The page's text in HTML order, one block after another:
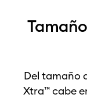
Del tamaño
Xtra™ cabe